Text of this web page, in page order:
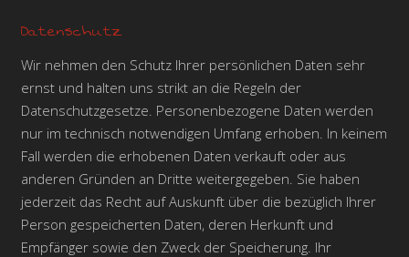
Datenschutz
Wir nehmen den Schutz Ihrer persönlichen Daten sehr
ernst und halten uns strikt an die Regeln der
Datenschutzgesetze. Personenbezogene Daten werden
nur im technisch notwendigen Umfang erhoben. In keinem
Fall werden die erhobenen Daten verkauft oder aus
anderen Gründen an Dritte weitergegeben. Sie haben
jederzeit das Recht auf Auskunft über die bezüglich Ihrer
Person gespeicherten Daten, deren Herkunft und
Empfänger sowie den Zweck der Speicherung. Ihr